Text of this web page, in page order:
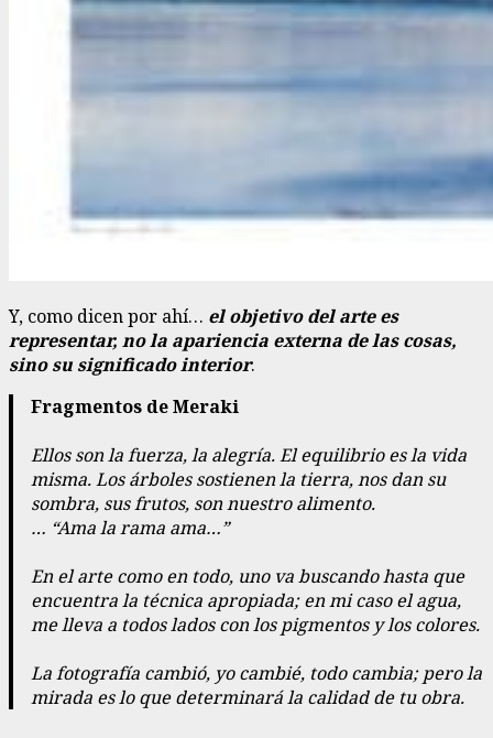
Y, como dicen por ahí… el objetivo del arte es
representar, no la apariencia externa de las cosas,
sino su significado interior.
Fragmentos de Meraki
Ellos son la fuerza, la alegría. El equilibrio es la vida
misma. Los árboles sostienen la tierra, nos dan su
sombra, sus frutos, son nuestro alimento.
… “Ama la rama ama…”
En el arte como en todo, uno va buscando hasta que
encuentra la técnica apropiada; en mi caso el agua,
me lleva a todos lados con los pigmentos y los colores.
La fotografía cambió, yo cambié, todo cambia; pero la
mirada es lo que determinará la calidad de tu obra.